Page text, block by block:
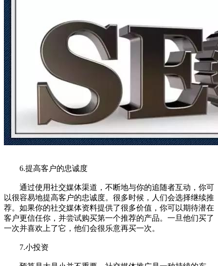
6.提高客户的忠诚度
通过使用社交媒体渠道，不断地与你的追随者互动，你可
以很容易地提高客户的忠诚度。很多时候，人们会选择继续推
荐。如果你的社交媒体资料提供了很多价值，你可以期待潜在
客户更信任你，并尝试购买第一个推荐的产品。一旦他们买了
一次并喜欢上了它，他们会很乐意再买一次。
7.小投资